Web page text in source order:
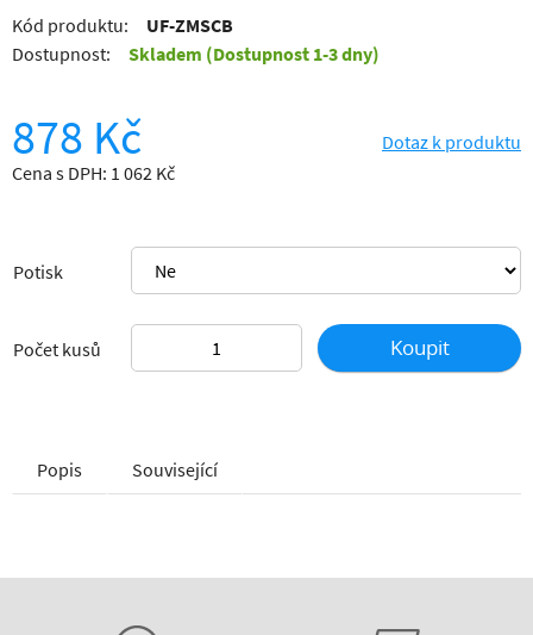
Kód produktu:
UF-ZMSCB
Dostupnost:
Skladem (Dostupnost 1-3 dny)
878 Kč
Cena s DPH: 1 062 Kč
Dotaz k produktu
Potisk
Počet kusů Koupit
Popis Související